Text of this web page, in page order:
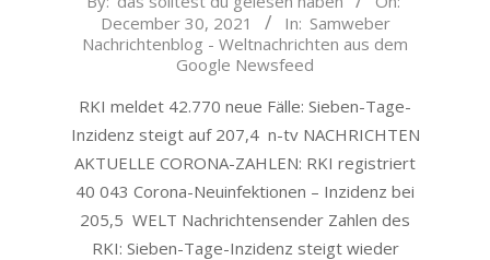
30
December 30, 2021
In: Samweber
Nachrichtenblog - Weltnachrichten aus dem
Google Newsfeed
RKI meldet 42.770 neue Fälle: Sieben-Tage-
Inzidenz steigt auf 207,4 n-tv NACHRICHTEN
AKTUELLE CORONA-ZAHLEN: RKI registriert
40 043 Corona-Neuinfektionen – Inzidenz bei
205,5 WELT Nachrichtensender Zahlen des
RKI: Sieben-Tage-Inzidenz steigt wieder